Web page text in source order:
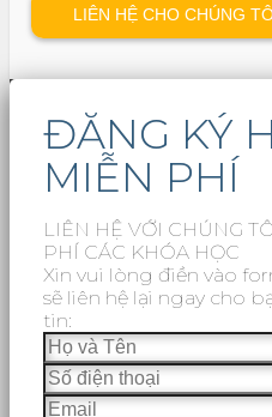
ĐĂNG KÝ
MIỄN PHÍ
LIÊN HỆ VỚI CHÚNG
PHÍ CÁC KHÓA HỌC
Xin vui lòng điền vào
sẽ liên hệ lại ngay cho
tin: